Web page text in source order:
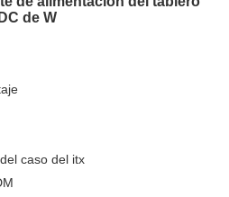
de W
caso del itx